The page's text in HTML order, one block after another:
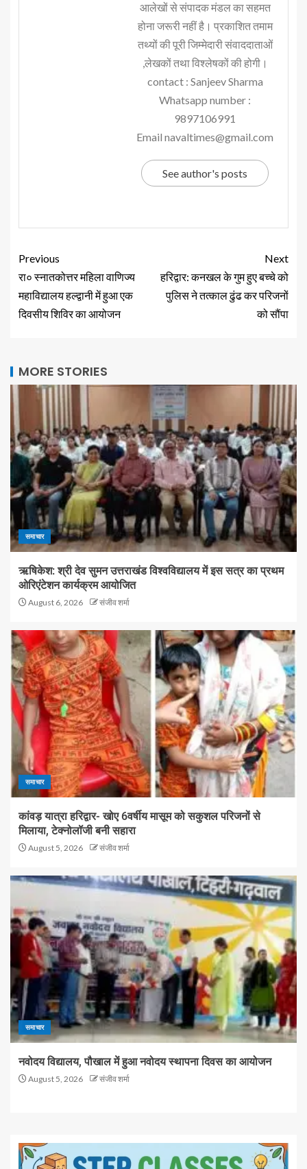
आलेखों से संपादक मंडल का सहमत
होना जरूरी नहीं है। प्रकाशित तमाम
तथ्यों की पूरी जिम्मेदारी संवाददाताओं
,लेखकों तथा विश्लेषकों की होगी।
contact : Sanjeev Sharma
Whatsapp number :
9897106991
Email navaltimes@gmail.com
See author's posts
Previous
रा० स्नातकोत्तर महिला वाणिज्य
महाविद्यालय हल्द्वानी में हुआ एक
दिवसीय शिविर का आयोजन
Next
हरिद्वार: कनखल के गुम हुए बच्चे को
पुलिस ने तत्काल ढुंढ कर परिजनों
को सौंपा
MORE STORIES
समाचार
ऋषिकेश: श्री देव सुमन उत्तराखंड विश्वविद्यालय में इस सत्र का प्रथम
ओरिएंटेशन कार्यक्रम आयोजित
August 6, 2026 संजीव शर्मा
समाचार
कांवड़ यात्रा हरिद्वार- खोए 6वर्षीय मासूम को सकुशल परिजनों से
मिलाया, टेक्नोलॉजी बनी सहारा
August 5, 2026 संजीव शर्मा
समाचार
नवोदय विद्यालय, पौखाल में हुआ नवोदय स्थापना दिवस का आयोजन
August 5, 2026 संजीव शर्मा